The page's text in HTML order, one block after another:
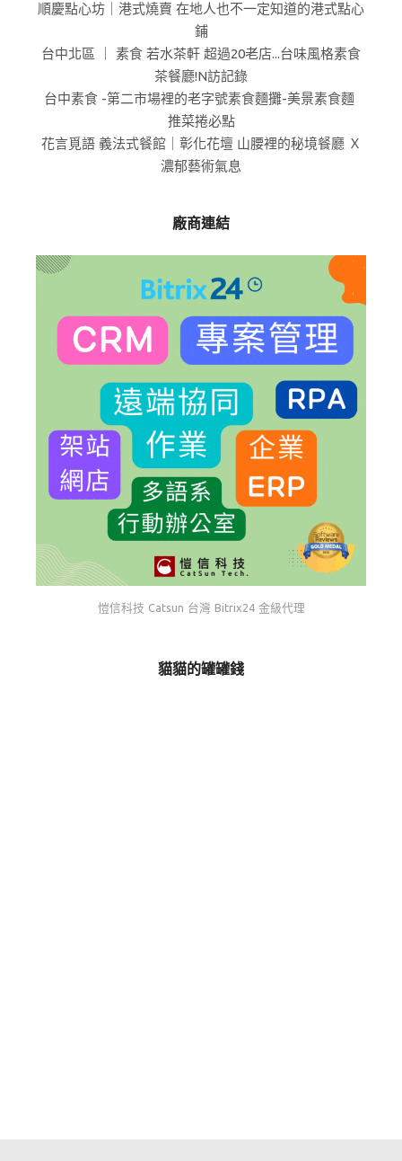
順慶點心坊｜港式燒賣 在地人也不一定知道的港式點心
鋪
台中北區 ｜ 素食 若水茶軒 超過20老店...台味風格素食
茶餐廳!N訪記錄
台中素食 -第二市場裡的老字號素食麵攤-美景素食麵
推菜捲必點
花言覓語 義法式餐館｜彰化花壇 山腰裡的秘境餐廳 Ｘ
濃郁藝術氣息
廠商連結
愷信科技 Catsun 台灣 Bitrix24 金級代理
貓貓的罐罐錢